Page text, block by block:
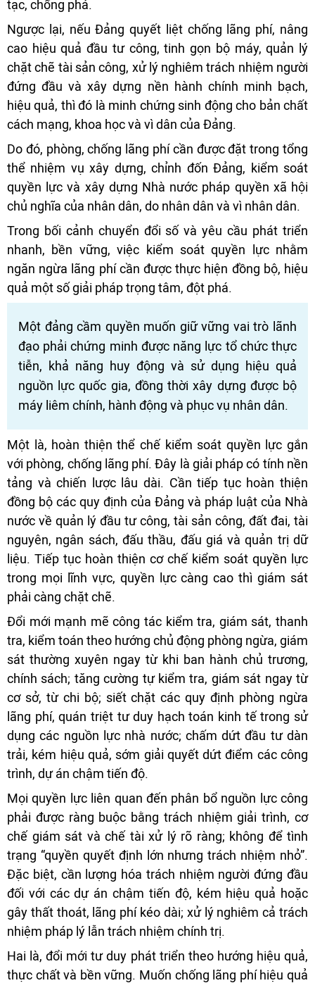
tạc, chống phá.
Ngược lại, nếu Đảng quyết liệt chống lãng phí, nâng
cao hiệu quả đầu tư công, tinh gọn bộ máy, quản lý
chặt chẽ tài sản công, xử lý nghiêm trách nhiệm người
đứng đầu và xây dựng nền hành chính minh bạch,
hiệu quả, thì đó là minh chứng sinh động cho bản chất
cách mạng, khoa học và vì dân của Đảng.
Do đó, phòng, chống lãng phí cần được đặt trong tổng
thể nhiệm vụ xây dựng, chỉnh đốn Đảng, kiểm soát
quyền lực và xây dựng Nhà nước pháp quyền xã hội
chủ nghĩa của nhân dân, do nhân dân và vì nhân dân.
Trong bối cảnh chuyển đổi số và yêu cầu phát triển
nhanh, bền vững, việc kiểm soát quyền lực nhằm
ngăn ngừa lãng phí cần được thực hiện đồng bộ, hiệu
quả một số giải pháp trọng tâm, đột phá.
Một đảng cầm quyền muốn giữ vững vai trò lãnh
đạo phải chứng minh được năng lực tổ chức thực
tiễn, khả năng huy động và sử dụng hiệu quả
nguồn lực quốc gia, đồng thời xây dựng được bộ
máy liêm chính, hành động và phục vụ nhân dân.
Một là, hoàn thiện thể chế kiểm soát quyền lực gắn
với phòng, chống lãng phí. Đây là giải pháp có tính nền
tảng và chiến lược lâu dài. Cần tiếp tục hoàn thiện
đồng bộ các quy định của Đảng và pháp luật của Nhà
nước về quản lý đầu tư công, tài sản công, đất đai, tài
nguyên, ngân sách, đấu thầu, đấu giá và quản trị dữ
liệu. Tiếp tục hoàn thiện cơ chế kiểm soát quyền lực
trong mọi lĩnh vực, quyền lực càng cao thì giám sát
phải càng chặt chẽ.
Đổi mới mạnh mẽ công tác kiểm tra, giám sát, thanh
tra, kiểm toán theo hướng chủ động phòng ngừa, giám
sát thường xuyên ngay từ khi ban hành chủ trương,
chính sách; tăng cường tự kiểm tra, giám sát ngay từ
cơ sở, từ chi bộ; siết chặt các quy định phòng ngừa
lãng phí, quán triệt tư duy hạch toán kinh tế trong sử
dụng các nguồn lực nhà nước; chấm dứt đầu tư dàn
trải, kém hiệu quả, sớm giải quyết dứt điểm các công
trình, dự án chậm tiến độ.
Mọi quyền lực liên quan đến phân bổ nguồn lực công
phải được ràng buộc bằng trách nhiệm giải trình, cơ
chế giám sát và chế tài xử lý rõ ràng; không để tình
trạng “quyền quyết định lớn nhưng trách nhiệm nhỏ”.
Đặc biệt, cần lượng hóa trách nhiệm người đứng đầu
đối với các dự án chậm tiến độ, kém hiệu quả hoặc
gây thất thoát, lãng phí kéo dài; xử lý nghiêm cả trách
nhiệm pháp lý lẫn trách nhiệm chính trị.
Hai là, đổi mới tư duy phát triển theo hướng hiệu quả,
thực chất và bền vững. Muốn chống lãng phí hiệu quả